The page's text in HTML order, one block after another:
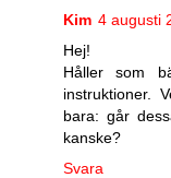
Kim 4 augusti
Hej!
Håller som
instruktioner.
bara: går
kanske?
Svara